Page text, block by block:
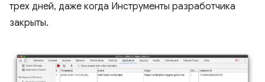
трех дней, даже когда Инструменты разработчика
закрыты.